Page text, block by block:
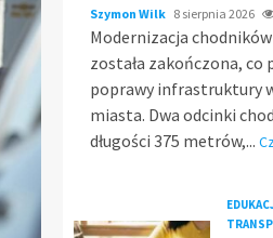
Szymon Wilk 8 sierpnia 2026
Modernizacja
została zakończona, co
poprawy infrastruktury
miasta. Dwa odcinki
długości 375 metrów,...